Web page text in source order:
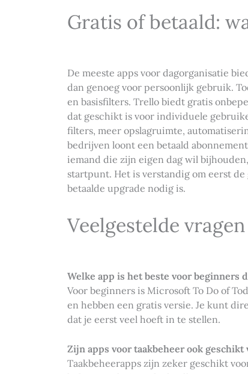
Gratis of betaald:
De meeste apps voor dagorganisatie
dan genoeg voor persoonlijk gebruik.
en basisfilters. Trello biedt gratis
dat geschikt is voor individuele
filters, meer opslagruimte,
bedrijven loont een betaald
iemand die zijn eigen dag wil
startpunt. Het is verstandig om eerst
betaalde upgrade nodig is.
Veelgestelde vragen
Welke app is het beste voor beginners
Voor beginners is Microsoft To Do of
en hebben een gratis versie. Je kunt
dat je eerst veel hoeft in te stellen.
Zijn apps voor taakbeheer ook
Taakbeheerapps zijn zeker geschikt